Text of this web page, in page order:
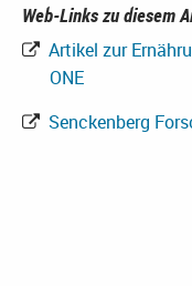
Web-Links zu diesem
Artikel zur
ONE
Senckenberg